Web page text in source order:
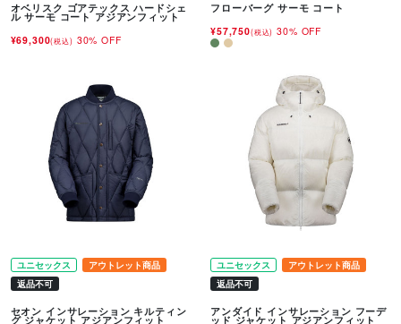
オベリスク ゴアテックス ハードシェ
ル サーモ コート アジアンフィット
¥69,300(税込) 30% OFF
フローバーグ サーモ コート
¥57,750(税込) 30% OFF
ユニセックス
アウトレット商品
返品不可
セオン インサレーション キルティン
グ ジャケット アジアンフィット
ユニセックス
アウトレット商品
返品不可
アンダイド インサレーション フーデ
ッド ジャケット アジアンフィット